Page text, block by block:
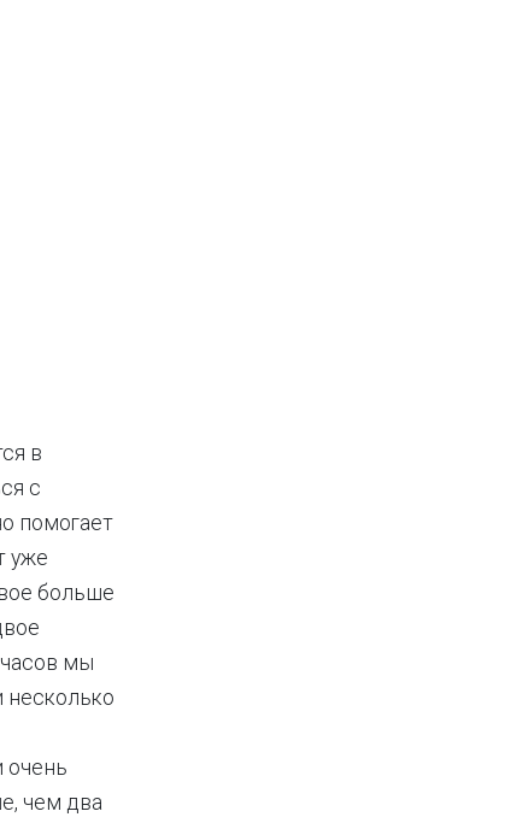
в
с
помогает
уже
больше
мы
несколько
очень
чем два